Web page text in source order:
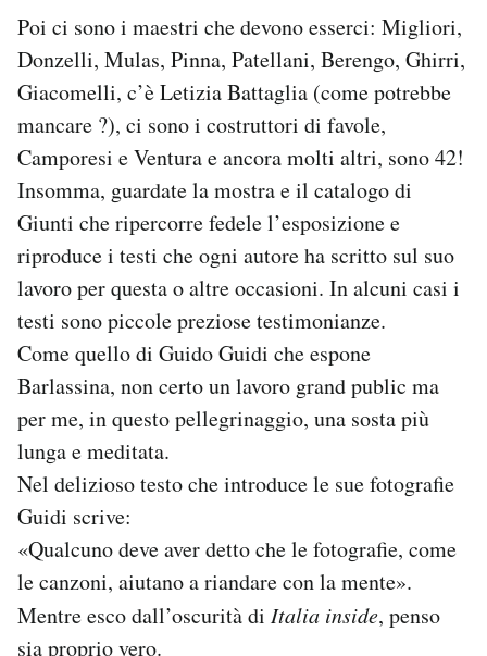
Poi ci sono i maestri che devono esserci: Migliori,
Donzelli, Mulas, Pinna, Patellani, Berengo, Ghirri,
Giacomelli, c’è Letizia Battaglia (come potrebbe
mancare ?), ci sono i costruttori di favole,
Camporesi e Ventura e ancora molti altri, sono 42!
Insomma, guardate la mostra e il catalogo di
Giunti che ripercorre fedele l’esposizione e
riproduce i testi che ogni autore ha scritto sul suo
lavoro per questa o altre occasioni. In alcuni casi i
testi sono piccole preziose testimonianze.
Come quello di Guido Guidi che espone
Barlassina, non certo un lavoro grand public ma
per me, in questo pellegrinaggio, una sosta più
lunga e meditata.
Nel delizioso testo che introduce le sue fotografie
Guidi scrive:
«Qualcuno deve aver detto che le fotografie, come
le canzoni, aiutano a riandare con la mente».
Mentre esco dall’oscurità di Italia inside, penso
sia proprio vero.